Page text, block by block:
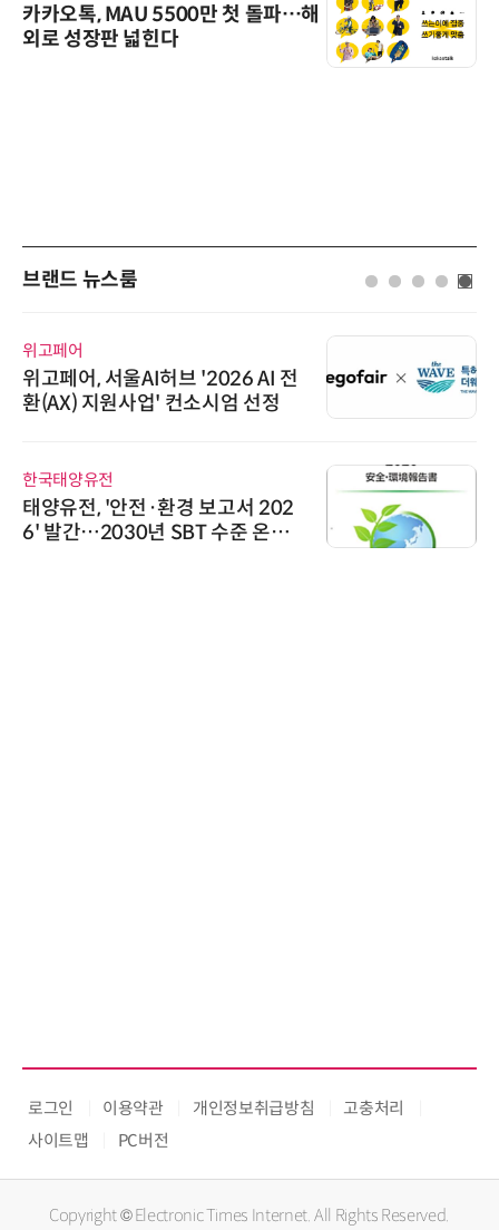
카카오톡, MAU 5500만 첫 돌파…해
외로 성장판 넓힌다
브랜드 뉴스룸
AI 전
엄 선정
고서 202
준 온실
비쉐이, 모든 주요 리모컨
슈퍼솔루션
슈퍼솔루션, 2026 Next-
ooling Summit 성황리
로그인 이용약관 개인정보취급방침
고충처리
사이트맵
PC버전
Copyright © Electronic Times Internet. All Rights Reserved.